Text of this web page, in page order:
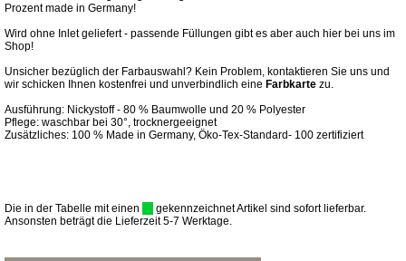
Prozent made in Germany!
Wird ohne Inlet geliefert - passende Füllungen gibt es aber auch hier bei uns im
Shop!
Unsicher bezüglich der Farbauswahl? Kein Problem, kontaktieren Sie uns und
wir schicken Ihnen kostenfrei und unverbindlich eine Farbkarte zu.
Ausführung: Nickystoff - 80 % Baumwolle und 20 % Polyester
Pflege: waschbar bei 30°, trocknergeeignet
Zusätzliches: 100 % Made in Germany, Öko-Tex-Standard- 100 zertifiziert
Die in der Tabelle mit einen
gekennzeichnet Artikel sind sofort lieferbar.
Ansonsten beträgt die Lieferzeit 5-7 Werktage.